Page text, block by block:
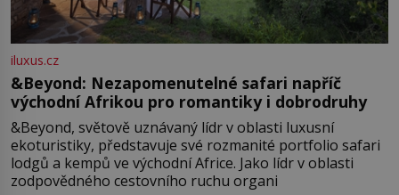
iluxus.cz
&Beyond: Nezapomenutelné safari napříč
východní Afrikou pro romantiky i dobrodruhy
&Beyond, světově uznávaný lídr v oblasti luxusní
ekoturistiky, představuje své rozmanité portfolio safari
lodgů a kempů ve východní Africe. Jako lídr v oblasti
zodpovědného cestovního ruchu organi